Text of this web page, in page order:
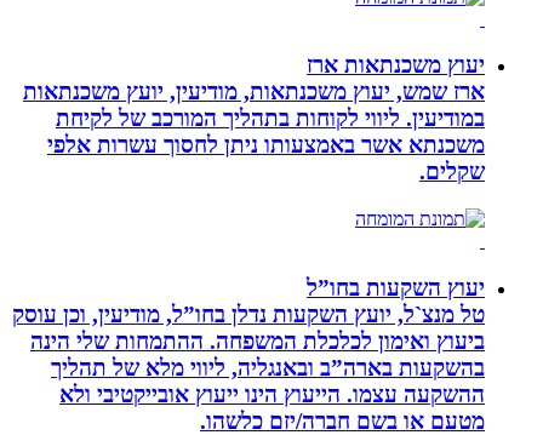
יעוץ משכנתאות ארז
ארז שמש, יעוץ משכנתאות, מודיעין, יועץ משכנתאות
במודיעין. ליווי לקוחות בתהליך המורכב של לקיחת
משכנתא אשר באמצעותו ניתן לחסוך עשרות אלפי
שקלים.
יעוץ השקעות בחו”ל
טל מנצ`ל, יועץ השקעות נדלן בחו”ל, מודיעין, וכן עוסק
ביעוץ ואימון לכלכלת המשפחה. ההתמחות שלי הינה
בהשקעות בארה”ב ובאנגליה, ליווי מלא של תהליך
ההשקעה עצמו. הייעוץ הינו ייעוץ אובייקטיבי ולא
מטעם או בשם חברה/יזם כלשהו.